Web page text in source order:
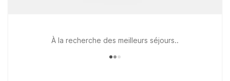
À la recherche des meilleurs séjours..